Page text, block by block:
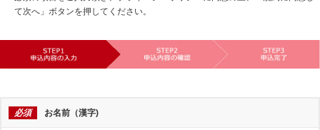
て次へ」ボタンを押してください。
必須 お名前（漢字)